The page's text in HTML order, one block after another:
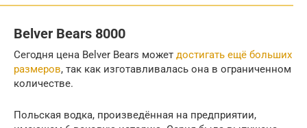
Belver Bears 8000
Сегодня цена Belver Bears может достигать ещё больших
размеров, так как изготавливалась она в ограниченном
количестве.
Польская водка, произведённая на предприятии,